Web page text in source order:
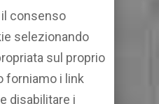
consenso
selezionando
sul proprio
forniamo i link
disabilitare i